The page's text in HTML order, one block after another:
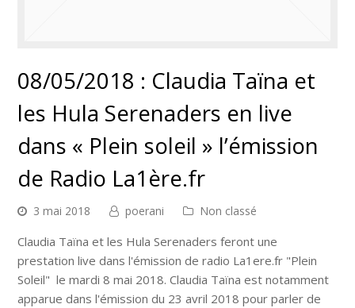
08/05/2018 : Claudia Taïna et
les Hula Serenaders en live
dans « Plein soleil » l’émission
de Radio La1ère.fr
3 mai 2018 poerani Non classé
Claudia Taïna et les Hula Serenaders feront une
prestation live dans l'émission de radio La1ere.fr "Plein
Soleil" le mardi 8 mai 2018. Claudia Taïna est notamment
apparue dans l'émission du 23 avril 2018 pour parler de